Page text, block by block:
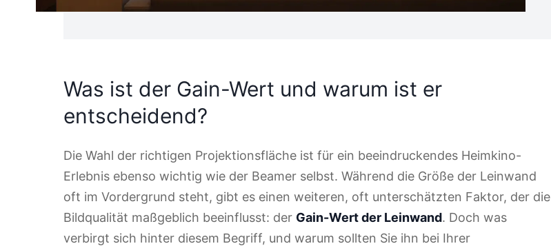
Was ist der Gain-Wert und warum ist er
entscheidend?
Die Wahl der richtigen Projektionsfläche ist für ein beeindruckendes Heimkino-
Erlebnis ebenso wichtig wie der Beamer selbst. Während die Größe der Leinwand
oft im Vordergrund steht, gibt es einen weiteren, oft unterschätzten Faktor, der die
Bildqualität maßgeblich beeinflusst: der Gain-Wert der Leinwand. Doch was
verbirgt sich hinter diesem Begriff, und warum sollten Sie ihn bei Ihrer